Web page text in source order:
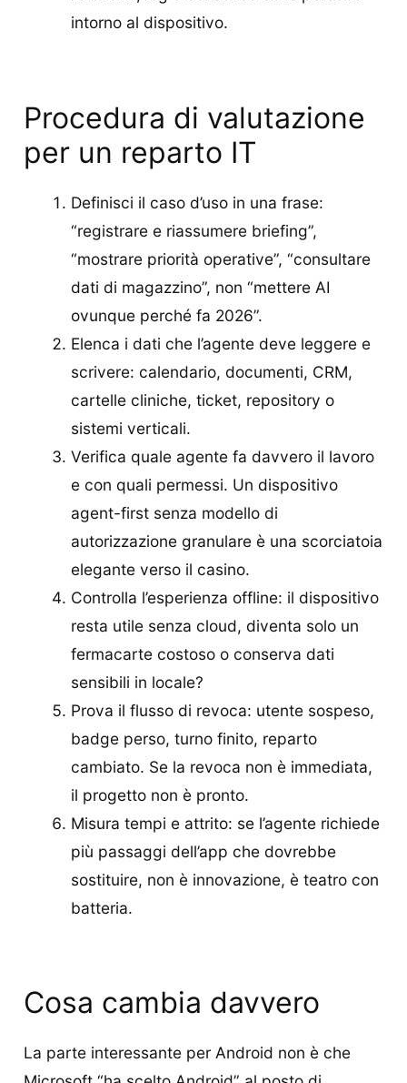
intorno al dispositivo.
Procedura di valutazione
per un reparto IT
Definisci il caso d’uso in una frase:
“registrare e riassumere briefing”,
“mostrare priorità operative”, “consultare
dati di magazzino”, non “mettere AI
ovunque perché fa 2026”.
Elenca i dati che l’agente deve leggere e
scrivere: calendario, documenti, CRM,
cartelle cliniche, ticket, repository o
sistemi verticali.
Verifica quale agente fa davvero il lavoro
e con quali permessi. Un dispositivo
agent-first senza modello di
autorizzazione granulare è una scorciatoia
elegante verso il casino.
Controlla l’esperienza offline: il dispositivo
resta utile senza cloud, diventa solo un
fermacarte costoso o conserva dati
sensibili in locale?
Prova il flusso di revoca: utente sospeso,
badge perso, turno finito, reparto
cambiato. Se la revoca non è immediata,
il progetto non è pronto.
Misura tempi e attrito: se l’agente richiede
più passaggi dell’app che dovrebbe
sostituire, non è innovazione, è teatro con
batteria.
Cosa cambia davvero
La parte interessante per Android non è che